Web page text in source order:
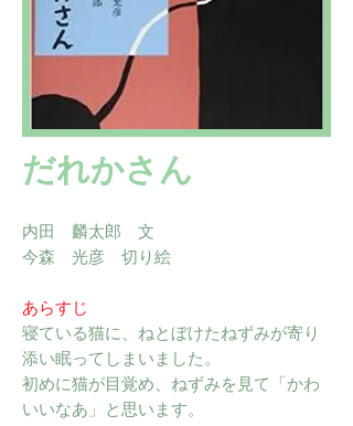
だれかさん
内田 麟太郎 文
今森 光彦 切り絵
あらすじ
寝ている猫に、ねとぼけたねずみが寄り
添い眠ってしまいました。
初めに猫が目覚め、ねずみを見て「かわ
いいなあ」と思います。